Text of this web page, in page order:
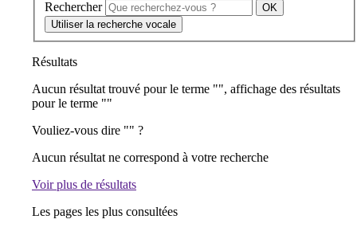
Rechercher
Utiliser la recherche vocale
Résultats
Aucun résultat trouvé pour le terme "", affichage des résultats
pour le terme ""
Vouliez-vous dire "" ?
Aucun résultat ne correspond à votre recherche
Voir plus de résultats
Les pages les plus consultées